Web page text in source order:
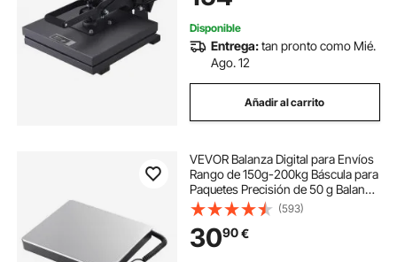
Camiseta, Bolso, Almohada
Disponible
Entrega:tan pronto como Mié.
Ago. 12
Añadir al carrito
VEVOR Balanza Digital para Envíos
Rango de 150g-200kg Báscula para
Paquetes Precisión de 50 g Balanza
Postal Digital Pantalla LCD para
Equipajes Oficina de Correos
Alimentada por CA/CC Certificado
FCC
(593)
3090€